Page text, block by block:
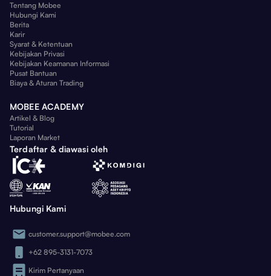
Tentang Mobee
Hubungi Kami
Berita
Karir
Syarat & Ketentuan
Kebijakan Privasi
Kebijakan Keamanan Informasi
Pusat Bantuan
Biaya & Aturan Trading
MOBEE ACADEMY
Artikel & Blog
Tutorial
Laporan Market
Terdaftar & diawasi oleh
Hubungi Kami
customer.support@mobee.com
+62 895-3131-7073
Kirim Pertanyaan